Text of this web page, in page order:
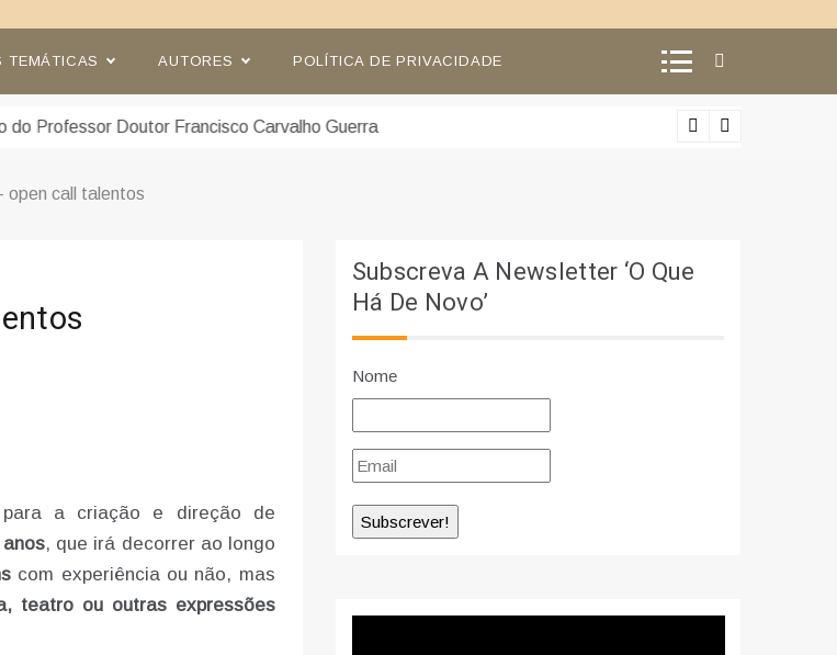
TEMÁTICAS AUTORES POLÍTICA DE PRIVACIDADE
Professor Doutor Francisco Carvalho Guerra
open call talentos
para a criação e direção de
, que irá decorrer ao longo
com experiência ou não, mas
teatro ou outras expressões
Subscreva A Newsletter ‘O Que
Há De Novo’
Nome